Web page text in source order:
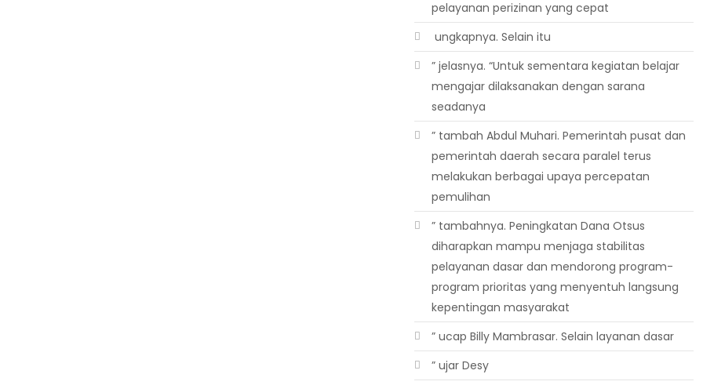
pelayanan perizinan yang cepat
 ungkapnya. Selain itu
” jelasnya. “Untuk sementara kegiatan belajar
mengajar dilaksanakan dengan sarana
seadanya
” tambah Abdul Muhari. Pemerintah pusat dan
pemerintah daerah secara paralel terus
melakukan berbagai upaya percepatan
pemulihan
” tambahnya. Peningkatan Dana Otsus
diharapkan mampu menjaga stabilitas
pelayanan dasar dan mendorong program-
program prioritas yang menyentuh langsung
kepentingan masyarakat
” ucap Billy Mambrasar. Selain layanan dasar
” ujar Desy